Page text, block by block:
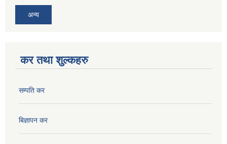
अन्य
कर तथा शुल्कहरु
सम्पति कर
बिज्ञापन कर